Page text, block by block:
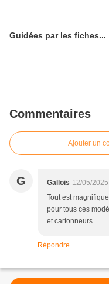
Guidées par les fiches...
Commentaires
Ajouter un
G Gallois 12/05/
Tout est
pour tous ces
et cartonneurs
Répondre